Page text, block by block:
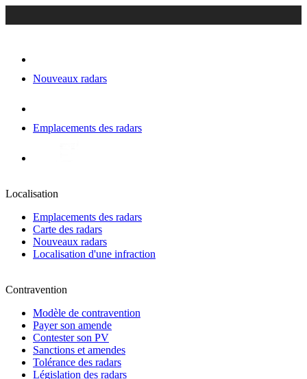
Nouveaux radars
Emplacements des radars
Localisation
Emplacements des radars
Carte des radars
Nouveaux radars
Localisation d'une infraction
Contravention
Modèle de contravention
Payer son amende
Contester son PV
Sanctions et amendes
Tolérance des radars
Législation des radars